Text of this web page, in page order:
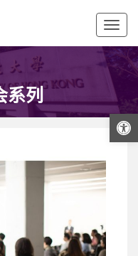
打开工具栏
系列